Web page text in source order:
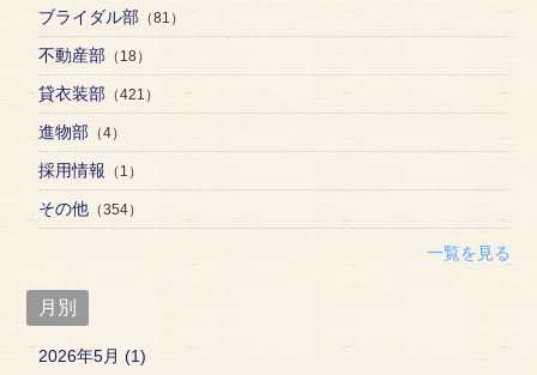
ブライダル部 （81）
不動産部 （18）
貸衣装部 （421）
進物部 （4）
採用情報 （1）
その他 （354）
一覧を見る
月別
2026年5月 (1)